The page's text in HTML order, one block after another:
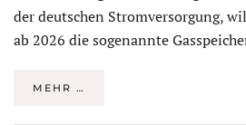
der deutschen Stromversorgung,
ab 2026 die sogenannte
MEHR …